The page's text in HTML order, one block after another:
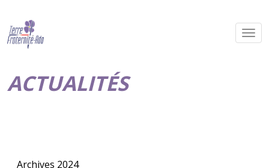
ACTUALITÉS
Archives 2024